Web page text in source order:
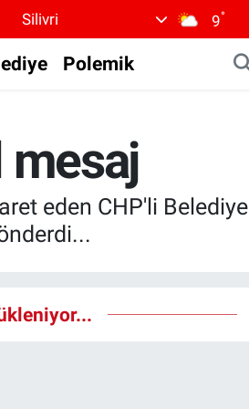
Silivri 9°
Polemik
mesaj
eden CHP'li Belediye